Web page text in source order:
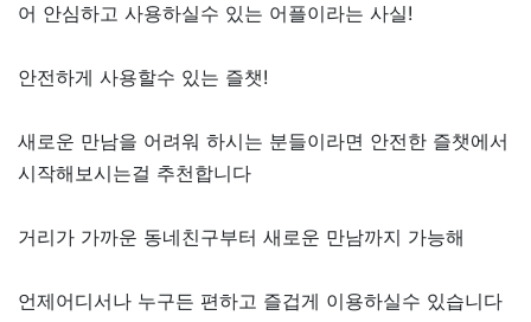
어 안심하고 사용하실수 있는 어플이라는 사실!
안전하게 사용할수 있는 즐챗!
새로운 만남을 어려워 하시는 분들이라면 안전한 즐챗에서
시작해보시는걸 추천합니다
거리가 가까운 동네친구부터 새로운 만남까지 가능해
언제어디서나 누구든 편하고 즐겁게 이용하실수 있습니다